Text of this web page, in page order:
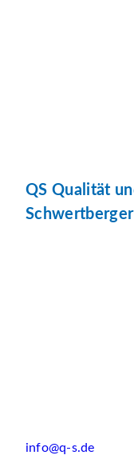
QS Qualität
info@q-s.de